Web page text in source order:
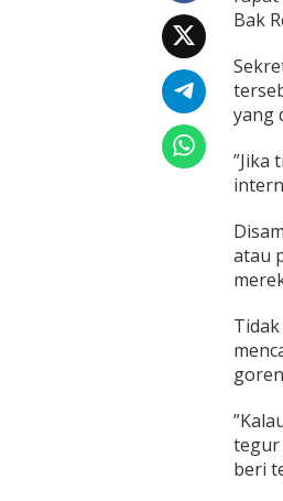
Bak
yang
”Jika
atau
tegur
beri